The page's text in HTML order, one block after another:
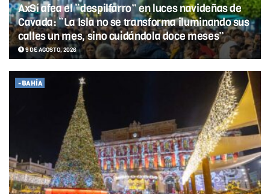
AxSí afea el “despilfarro” en luces navideñas de
Cavada: “La Isla no se transforma iluminando sus
calles un mes, sino cuidándola doce meses”
9 DE AGOSTO, 2026
-BAHÍA